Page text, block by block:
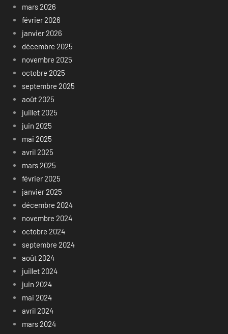
mars 2026
février 2026
janvier 2026
décembre 2025
novembre 2025
octobre 2025
septembre 2025
août 2025
juillet 2025
juin 2025
mai 2025
avril 2025
mars 2025
février 2025
janvier 2025
décembre 2024
novembre 2024
octobre 2024
septembre 2024
août 2024
juillet 2024
juin 2024
mai 2024
avril 2024
mars 2024